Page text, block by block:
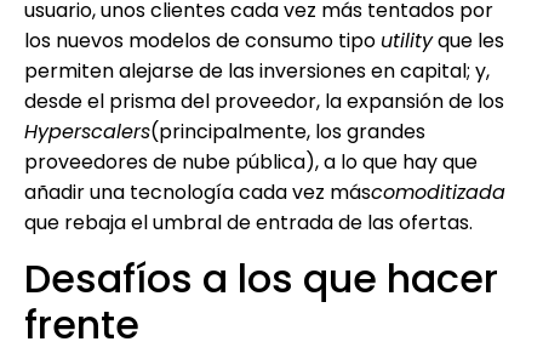
usuario, unos clientes cada vez más tentados por
los nuevos modelos de consumo tipo utilityque les
permiten alejarse de las inversiones en capital; y,
desde el prisma del proveedor, la expansión de los
Hyperscalers(principalmente, los grandes
proveedores de nube pública), a lo que hay que
añadir una tecnología cada vez máscomoditizada
que rebaja el umbral de entrada de las ofertas.
Desafíos a los que hacer
frente